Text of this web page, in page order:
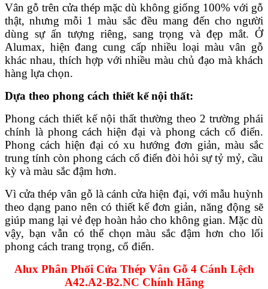
Vân gỗ trên cửa thép mặc dù không giống 100% với gỗ
thật, nhưng mỗi 1 màu sắc đều mang đến cho người
dùng sự ấn tượng riêng, sang trọng và đẹp mắt. Ở
Alumax, hiện đang cung cấp nhiều loại màu vân gỗ
khác nhau, thích hợp với nhiều màu chủ đạo mà khách
hàng lựa chọn.
Dựa theo phong cách thiết kế nội thất:
Phong cách thiết kế nội thất thường theo 2 trường phái
chính là phong cách hiện đại và phong cách cổ điển.
Phong cách hiện đại có xu hướng đơn giản, màu sắc
trung tính còn phong cách cổ điển đòi hỏi sự tỷ mỷ, cầu
kỳ và màu sắc đậm hơn.
Vì cửa thép vân gỗ là cánh cửa hiện đại, với mẫu huỳnh
theo dạng pano nên có thiết kế đơn giản, năng động sẽ
giúp mang lại vẻ đẹp hoàn hảo cho không gian. Mặc dù
vậy, bạn vẫn có thể chọn màu sắc đậm hơn cho lối
phong cách trang trọng, cổ điển.
Alux Phân Phối Cửa Thép Vân Gỗ 4 Cánh Lệch
A42.A2-B2.NC Chính Hãng